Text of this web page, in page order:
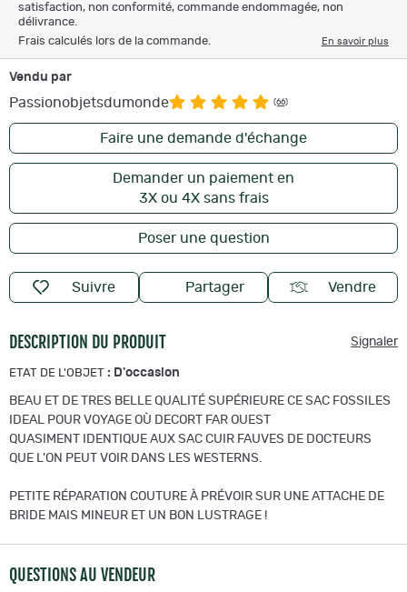
satisfaction, non conformité, commande endommagée, non
délivrance.
Frais calculés lors de la commande.
En savoir plus
Vendu par
Passionobjetsdumonde (66)
Faire une demande d'échange
Demander un paiement en
3X ou 4X sans frais
Poser une question
Suivre Partager Vendre
DESCRIPTION DU PRODUIT Signaler
ETAT DE L'OBJET : D'occasion
BEAU ET DE TRES BELLE QUALITÉ SUPÉRIEURE CE SAC FOSSILES
IDEAL POUR VOYAGE OÙ DECORT FAR OUEST
QUASIMENT IDENTIQUE AUX SAC CUIR FAUVES DE DOCTEURS
QUE L'ON PEUT VOIR DANS LES WESTERNS.
PETITE RÉPARATION COUTURE À PRÉVOIR SUR UNE ATTACHE DE
BRIDE MAIS MINEUR ET UN BON LUSTRAGE !
QUESTIONS AU VENDEUR